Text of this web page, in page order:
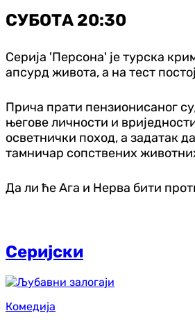
СУБОТА 20:30
Серија 'Персона' је турска
апсурд живота, а на тест
Прича прати пензионисаног
његове личности и
осветнички поход, а задатак
тамничар сопствених
Да ли ће Ага и Нерва бити
Серијски
Комедија